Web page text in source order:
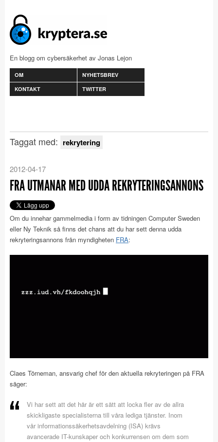
En blogg om cybersäkerhet av Jonas Lejon
OM
NYHETSBREV
KONTAKT
TWITTER
Taggat med: rekrytering
2012-04-17
FRA UTMANAR MED UDDA REKRYTERINGSANNONS
Om du innehar gammelmedia i form av tidningen Computer Sweden
eller Ny Teknik så finns det chans att du har sett denna udda
rekryteringsannons från myndigheten FRA:
Claes Törneman, ansvarig chef för den aktuella rekryteringen på FRA
säger:
Vi har sett att det här är ett sätt att locka fler av de allra
skickligaste specialisterna till våra lediga tjänster. Inom
vår informationssäkerhetsavdelning (ISA) krävs
avancerade IT-kunskaper och konkurrensen om dem som